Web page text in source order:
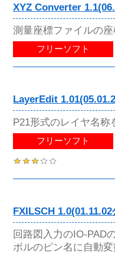
XYZ Converter
測量座標ファイルの
フリーソフト
LayerEdit
P21形式のレイヤ名称
フリーソフト
FXILSCH
回路図入力のIO-PAD
ボルのピン名に自動変